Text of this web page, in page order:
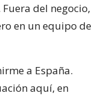
del negocio,
en un equipo de
a España.
aquí, en